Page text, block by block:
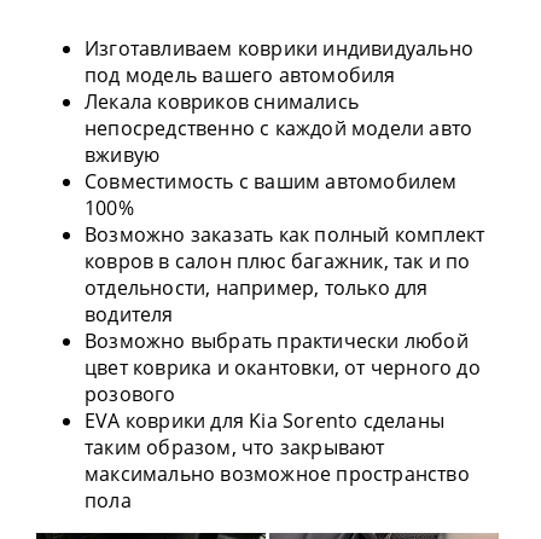
Изготавливаем коврики индивидуально
под модель вашего автомобиля
Лекала ковриков снимались
непосредственно с каждой модели авто
вживую
Совместимость с вашим автомобилем
100%
Возможно заказать как полный комплект
ковров в салон плюс багажник, так и по
отдельности, например, только для
водителя
Возможно выбрать практически любой
цвет коврика и окантовки, от черного до
розового
EVA коврики для Kia Sorento сделаны
таким образом, что закрывают
максимально возможное пространство
пола